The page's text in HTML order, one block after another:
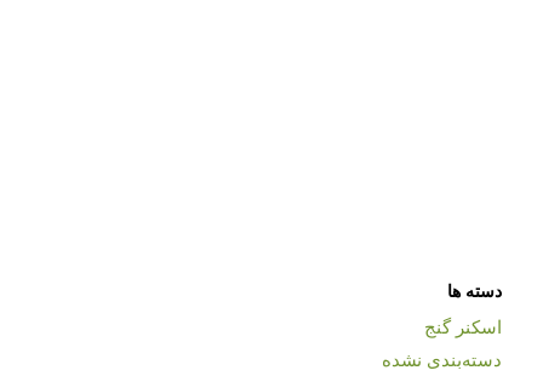
دسته ها
اسکنر گنج
دسته‌بندی نشده